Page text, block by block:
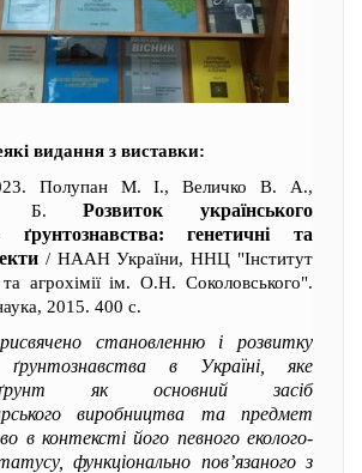
видання з виставки:
Полупан М. І., Величко В. А.,
В. Б.Розвиток українського
ґрунтознавства: генетичні та
/ НААН України, ННЦ "Інститут
та агрохімії ім. О.Н. Соколовського".
2015. 400 с.
становленню і розвитку
ґрунтознавства в Україні, яке
ґрунт як основний засіб
виробництва та предмет
в контексті його певного еколого-
функціонально пов’язаного з